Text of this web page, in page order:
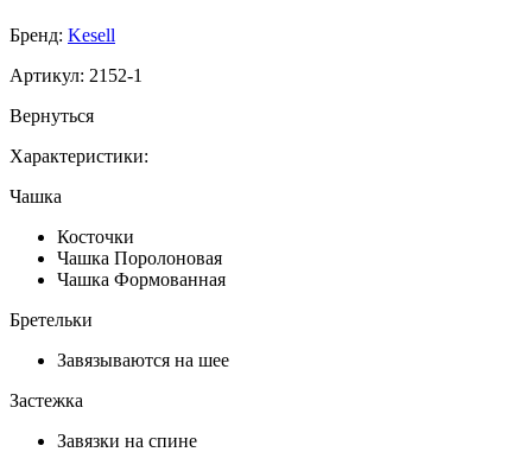
Бренд: Kesell
Артикул: 2152-1
Вернуться
Характеристики:
Чашка
Косточки
Чашка Поролоновая
Чашка Формованная
Бретельки
Завязываются на шее
Застежка
Завязки на спине